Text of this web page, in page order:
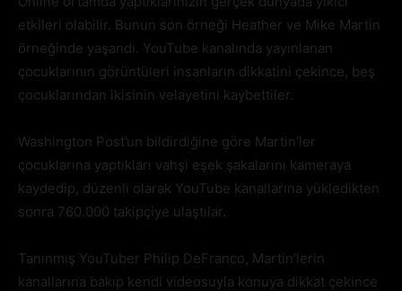
etkileri olabilir. Bunun son örneği Heather ve Mike Martin
örneğinde yaşandı. YouTube kanalında yayınlanan
çocuklarının görüntüleri insanların dikkatini çekince, beş
çocuklarından ikisinin velayetini kaybettiler.
Washington Post’un bildirdiğine göre Martin’ler
çocuklarına yaptıkları vahşi eşek şakalarını kameraya
kaydedip, düzenli olarak YouTube kanallarına yükledikten
sonra 760.000 takipçiye ulaştılar.
Tanınmış YouTuber Philip DeFranco, Martin’lerin
kanallarına bakıp kendi videosuyla konuya dikkat çekince